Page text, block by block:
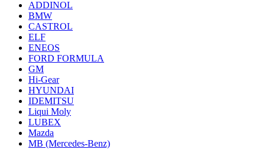
ADDINOL
BMW
CASTROL
ELF
ENEOS
FORD FORMULA
GM
Hi-Gear
HYUNDAI
IDEMITSU
Liqui Moly
LUBEX
Mazda
MB (Mercedes-Вenz)